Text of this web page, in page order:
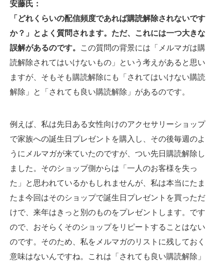
安藤氏：
「どれくらいの配信頻度であれば購読解除されないです
か？」とよく質問されます。ただ、これには一つ大きな
誤解があるのです。
この質問の背景には「メルマガは購
読解除されてはいけないもの」という考えがあると思い
ますが、そもそも購読解除にも「されてはいけない購読
解除」と「されても良い購読解除」があるのです。
例えば、私は先日ある女性向けのアクセサリーショップ
で家族への誕生日プレゼントを購入し、その後毎週のよ
うにメルマガが来ていたのですが、つい先日購読解除し
ました。そのショップ側からは「一人のお客様を失っ
た」と思われているかもしれませんが、私は本当にたま
たま今回はそのショップで誕生日プレゼントを買っただ
けで、来年はきっと別のものをプレゼントします。です
ので、おそらくそのショップをリピートすることはない
のです。そのため、私をメルマガのリストに残しておく
意味はないんですね。これは「されても良い購読解除」